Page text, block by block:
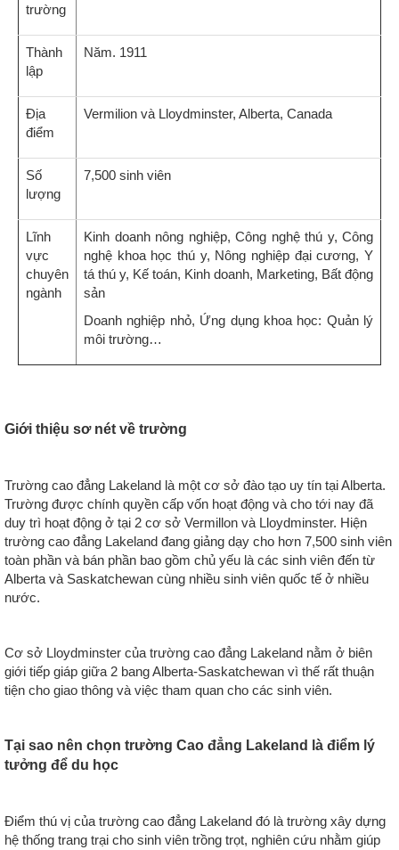
trường
Thành
lập
Năm. 1911
Địa
điểm
Vermilion và Lloydminster, Alberta, Canada
Số
lượng
7,500 sinh viên
Lĩnh
vực
chuyên
ngành
Kinh doanh nông nghiệp, Công nghệ thú y, Công
nghệ khoa học thú y, Nông nghiệp đại cương, Y
tá thú y, Kế toán, Kinh doanh, Marketing, Bất động
sản
Doanh nghiệp nhỏ, Ứng dụng khoa học: Quản lý
môi trường…
Giới thiệu sơ nét về trường
Trường cao đẳng Lakeland là một cơ sở đào tạo uy tín tại Alberta.
Trường được chính quyền cấp vốn hoạt động và cho tới nay đã
duy trì hoạt động ở tại 2 cơ sở Vermillon và Lloydminster. Hiện
trường cao đẳng Lakeland đang giảng dạy cho hơn 7,500 sinh viên
toàn phần và bán phần bao gồm chủ yếu là các sinh viên đến từ
Alberta và Saskatchewan cùng nhiều sinh viên quốc tế ở nhiều
nước.
Cơ sở Lloydminster của trường cao đẳng Lakeland nằm ở biên
giới tiếp giáp giữa 2 bang Alberta-Saskatchewan vì thế rất thuận
tiện cho giao thông và việc tham quan cho các sinh viên.
Tại sao nên chọn trường Cao đẳng Lakeland là điểm lý
tưởng để du học
Điểm thú vị của trường cao đẳng Lakeland đó là trường xây dựng
hệ thống trang trại cho sinh viên trồng trọt, nghiên cứu nhằm giúp